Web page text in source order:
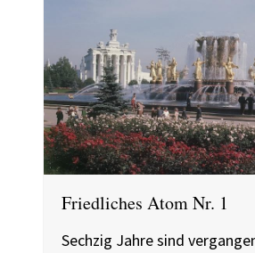
Friedliches Atom Nr. 1
Sechzig Jahre sind